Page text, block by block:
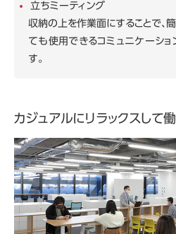
立ちミーティング
収納の上を作業面にすることで、
ても使用できるコミュニケーシ
す。
カジュアルにリラックスして